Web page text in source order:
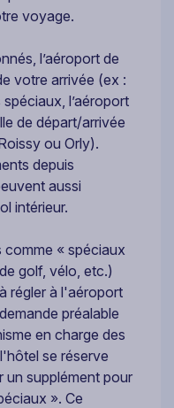
voyage.
l’aéroport de
votre arrivée (ex :
l’aéroport
de départ/arrivée
ou Orly).
depuis
aussi
intérieur.
comme « spéciaux
golf, vélo, etc.)
régler à l'aéroport
préalable
en charge des
se réserve
un supplément pour
». Ce